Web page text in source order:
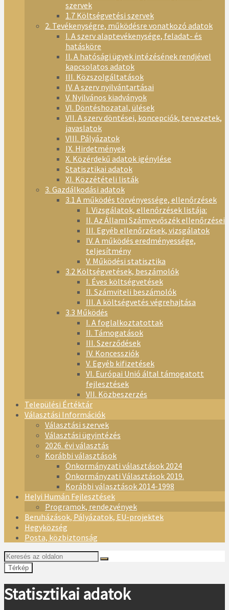
szervek
1.7 Költségvetési szervek
2. Tevékenységre, működésre vonatkozó adatok
I. A szerv alaptevékenysége, feladat- és
hatásköre
II. A hatósági ügyek intézésének rendjével
kapcsolatos adatok
III. Közszolgáltatások
IV. A szerv nyilvántartásai
V. Nyilvános kiadványok
VI. Döntéshozatal, ülések
VII. A szerv döntései, koncepciók, tervezetek,
javaslatok
VIII. Pályázatok
IX. Hirdetmények
X. Közérdekű adatok igénylése
Statisztikai adatok
XI. Közzétételi listák
3. Gazdálkodási adatok
3.1 A működés törvényessége, ellenőrzések
I. Vizsgálatok, ellenőrzések listája:
II. Az Állami Számvevőszék ellenőrzései
III. Egyéb ellenőrzések, vizsgálatok
IV. A működés eredményessége,
teljesítmény
V. Működési statisztika
3.2 Költségvetések, beszámolók
I. Éves költségvetések
II. Számviteli beszámolók
III. A költségvetés végrehajtása
3.3 Működés
I. A foglalkoztatottak
II. Támogatások
III. Szerződések
IV. Koncessziók
V. Egyéb kifizetések
VI. Európai Unió által támogatott
fejlesztések
VII. Közbeszerzés
Települési Értéktár
Választási Információk
Választási szervek
Választási ügyintézés
2026. évi választás
Korábbi választások
Önkormányzati választások 2024
Önkormányzati Választások 2019.
Korábbi választások 2014-1998
Helyi Humán Fejlesztések
Programok, rendezvények
Beruházások, Pályázatok, EU-projektek
Hegyközség
Posta, közbiztonság
Térkép
Statisztikai adatok